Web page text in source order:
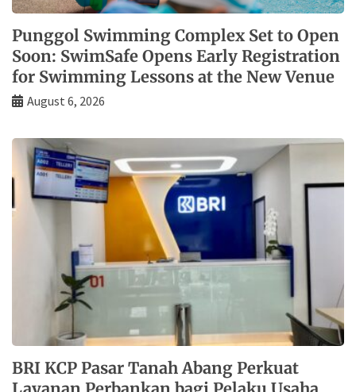
Punggol Swimming Complex Set to Open
Soon: SwimSafe Opens Early Registration
for Swimming Lessons at the New Venue
August 6, 2026
BRI KCP Pasar Tanah Abang Perkuat